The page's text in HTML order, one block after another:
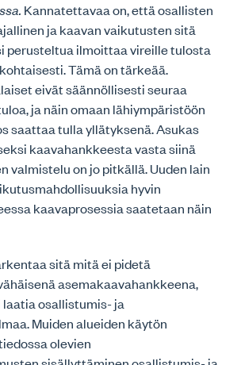
Kannatettavaa on, että osallisten
ja kaavan vaikutusten sitä
perusteltua ilmoittaa vireille tulosta
Tämä on tärkeää.
eivät säännöllisesti seuraa
ja näin omaan lähiympäristöön
saattaa tulla yllätyksenä. Asukas
kaavahankkeesta vasta siinä
valmistelu on jo pitkällä. Uuden lain
hyvin
kaavaprosessia saatetaan näin
sitä mitä ei pidetä
asemakaavahankkeena,
osallistumis- ja
Muiden alueiden käytön
olevien